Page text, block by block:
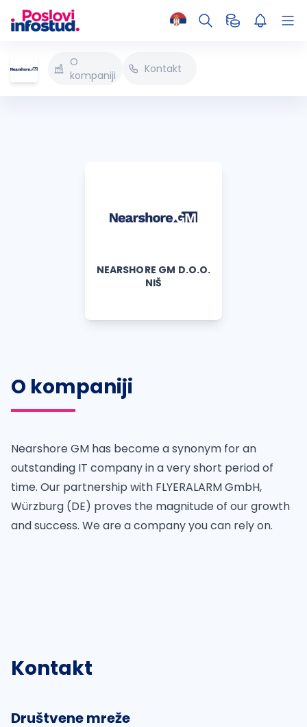
O
kompaniji
Kontakt
NEARSHORE GM D.O.O.
NIŠ
O kompaniji
Nearshore GM has become a synonym for an
outstanding IT company in a very short period of
time. Our partnership with FLYERALARM GmbH,
Würzburg (DE) proves the magnitude of our growth
and success. We are a company you can rely on.
Kontakt
Društvene mreže